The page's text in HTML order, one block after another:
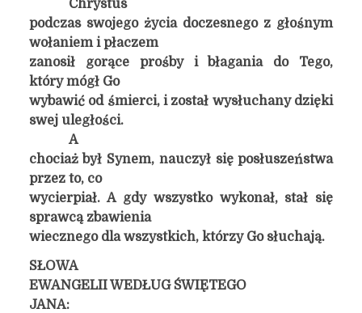
Chrystus
podczas swojego życia doczesnego z głośnym
wołaniem i płaczem
zanosił gorące prośby i błagania do Tego,
który mógł Go
wybawić od śmierci, i został wysłuchany dzięki
swej uległości.
A
chociaż był Synem, nauczył się posłuszeństwa
przez to, co
wycierpiał. A gdy wszystko wykonał, stał się
sprawcą zbawienia
wiecznego dla wszystkich, którzy Go słuchają.
SŁOWA
EWANGELII WEDŁUG ŚWIĘTEGO
JANA: